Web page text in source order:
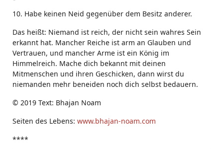
10. Habe keinen Neid gegenüber dem Besitz anderer.
Das heißt: Niemand ist reich, der nicht sein wahres Sein
erkannt hat. Mancher Reiche ist arm an Glauben und
Vertrauen, und mancher Arme ist ein König im
Himmelreich. Mache dich bekannt mit deinen
Mitmenschen und ihren Geschicken, dann wirst du
niemanden mehr beneiden noch dich selbst bedauern.
© 2019 Text: Bhajan Noam
Seiten des Lebens: www.bhajan-noam.com
****